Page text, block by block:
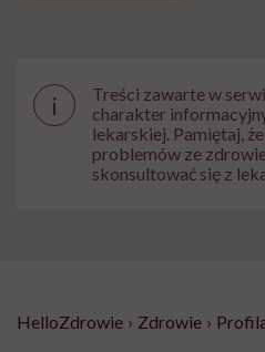
i
Treści zawarte w
charakter
lekarskiej. Pamiętaj,
problemów ze
skonsultować się z
HelloZdrowie › Zdrowie ›